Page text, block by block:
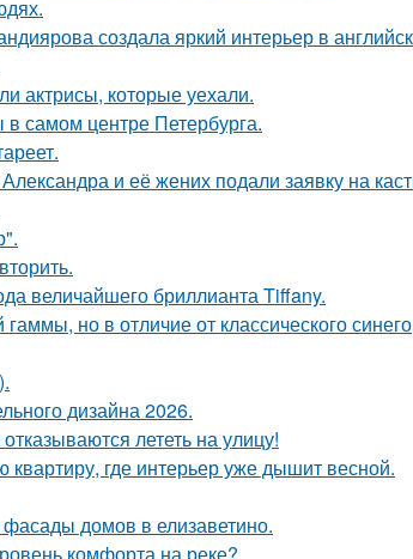
создала яркий интерьер в
актрисы, которые уехали.
самом центре Петербурга.
и её жених подали заявку на
величайшего бриллианта Tiffany.
но в отличие от классического
дизайна 2026.
лететь на улицу!
где интерьер уже дышит весной.
домов в елизаветино.